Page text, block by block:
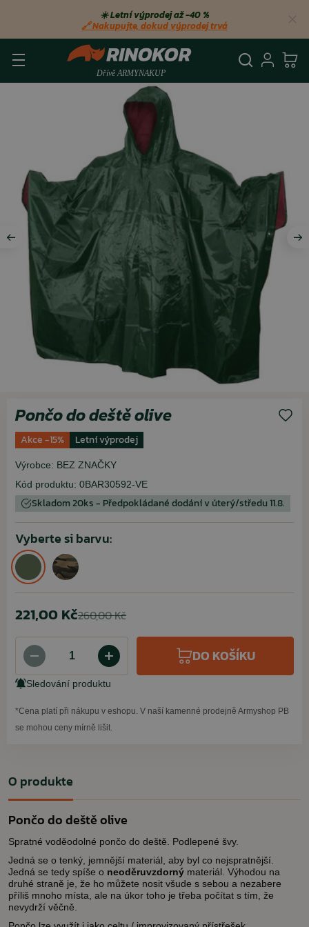
☀️ Letní výprodej až −40 %
🔗 Nakupujte, dokud výprodej trvá
Pončo do deště olive
Akce -15% Letní výprodej
Výrobce: BEZ ZNAČKY
Kód produktu: 0BAR30592-VE
Skladom 20ks - Předpokládané dodání v úterý/středu 11.8.
Vyberte si barvu:
221,00 Kč260,00 Kč
DO KOŠÍKU
Sledování produktu
*Cena platí při nákupu v eshopu. V naší kamenné prodejně Armyshop PB
se mohou ceny mírně lišit.
O produkte
Pončo do deště olive
Spratné voděodolné pončo do deště. Podlepené švy.
Jedná se o tenký, jemnější materiál, aby byl co nejspratnější.
Jedná se tedy spíše o neoděruvzdorný materiál. Výhodou na
druhé straně je, že ho můžete nosit všude s sebou a nezabere
příliš mnoho místa, ale na úkor toho je třeba počítat s tím, že
nevydrží věčně.